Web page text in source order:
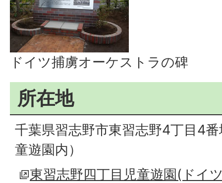
ドイツ捕虜オーケストラの碑
所在地
千葉県習志野市東習志野4丁目4
童遊園内）
東習志野四丁目児童遊園(ドイ